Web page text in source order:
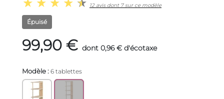
12 avis dont 7 sur ce modèle
Épuisé
99,90 € dont 0,96 € d'écotaxe
Modèle : 6 tablettes